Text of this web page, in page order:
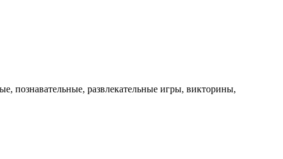
познавательные, развлекательные игры, викторины,